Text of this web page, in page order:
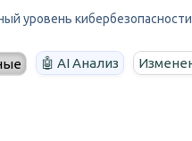
уровень кибербезопасности
🤖 AI Анализ